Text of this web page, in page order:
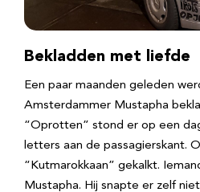
Bekladden met liefde
Een paar maanden geleden
Amsterdammer Mustapha
“Oprotten” stond er op een
letters aan de passagierskant.
“Kutmarokkaan” gekalkt.
Mustapha. Hij snapte er zelf